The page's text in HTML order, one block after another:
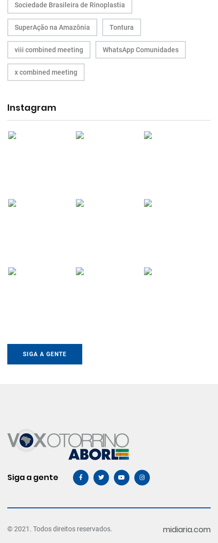
Sociedade Brasileira de Rinoplastia
SuperAção na Amazônia Tontura
viii combined meeting WhatsApp Comunidades
x combined meeting
Instagram
SIGA A GENTE
Siga a gente
© 2021. Todos direitos reservados. midiaria.com